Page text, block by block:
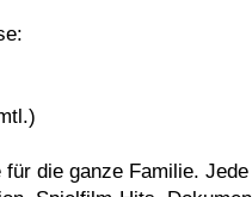
die ganze Familie.